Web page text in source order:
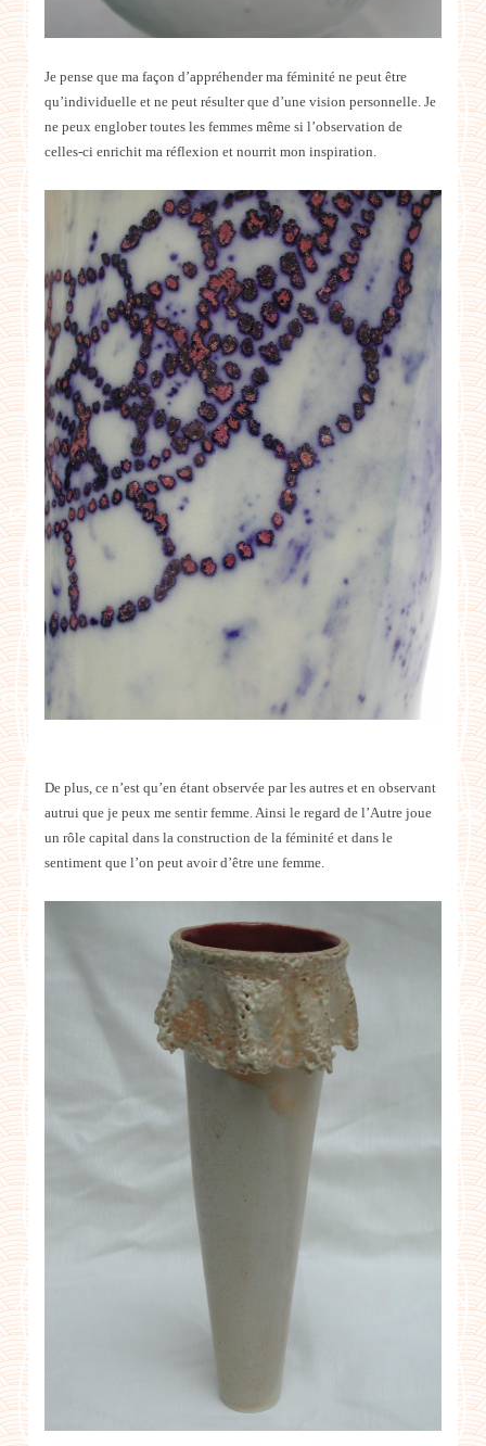
Je pense que ma façon d’appréhender ma féminité ne peut être
qu’individuelle et ne peut résulter que d’une vision personnelle. Je
ne peux englober toutes les femmes même si l’observation de
celles-ci enrichit ma réflexion et nourrit mon inspiration.
De plus, ce n’est qu’en étant observée par les autres et en observant
autrui que je peux me sentir femme. Ainsi le regard de l’Autre joue
un rôle capital dans la construction de la féminité et dans le
sentiment que l’on peut avoir d’être une femme.